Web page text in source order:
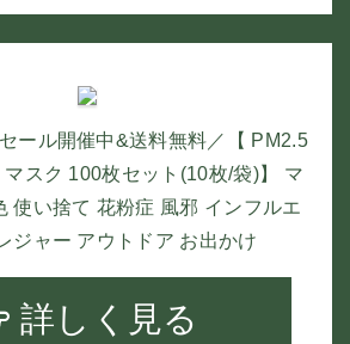
ール開催中&送料無料／【 PM2.5
スク 100枚セット(10枚/袋)】 マ
使い捨て 花粉症 風邪 インフルエ
ジャー アウトドア お出かけ
詳しく見る